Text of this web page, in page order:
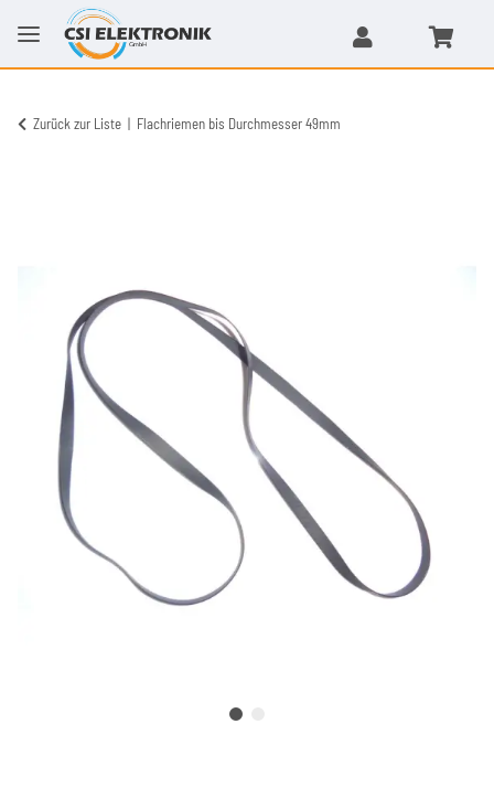
Zurück zur Liste Flachriemen bis Durchmesser 49mm